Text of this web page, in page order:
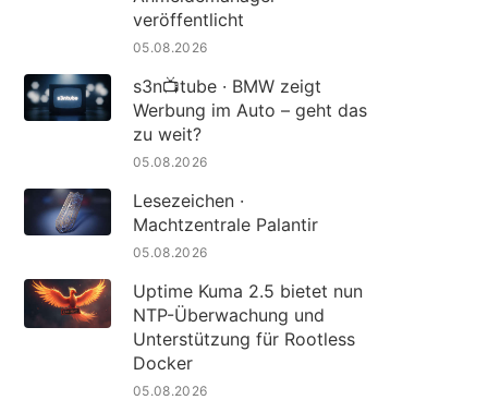
veröffentlicht
05.08.2026
s3n📺tube · BMW zeigt
Werbung im Auto – geht das
zu weit?
05.08.2026
Lesezeichen ·
Machtzentrale Palantir
05.08.2026
Uptime Kuma 2.5 bietet nun
NTP-Überwachung und
Unterstützung für Rootless
Docker
05.08.2026